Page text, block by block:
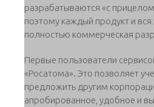
разрабатываются «с
поэтому каждый продукт и
полностью коммерческая
Первые пользователи
«Росатома». Это позволяет
предложить другим
апробированное, удобное и